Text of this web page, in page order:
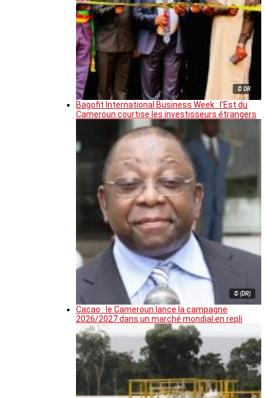
© DR
Bagofit International Business Week : l’Est du
Cameroun courtise les investisseurs étrangers
© (DR)
Cacao : le Cameroun lance la campagne
2026/2027 dans un marché mondial en repli